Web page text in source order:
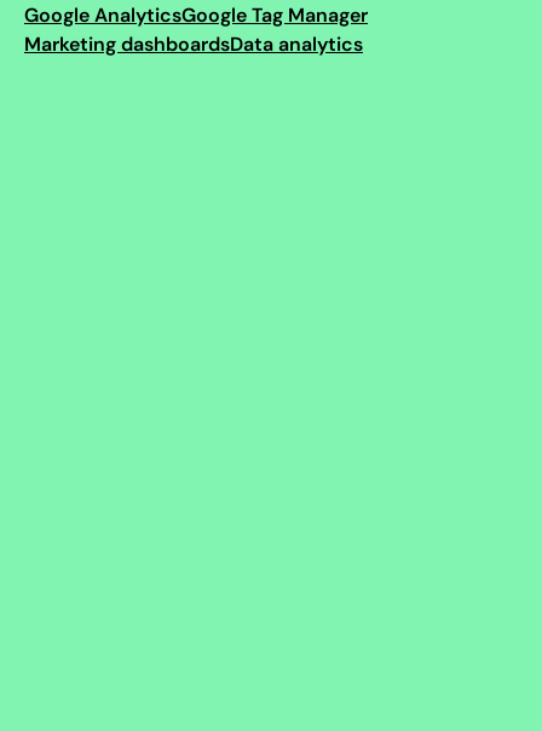
Google AnalyticsGoogle Tag Manager
Marketing dashboardsData analytics